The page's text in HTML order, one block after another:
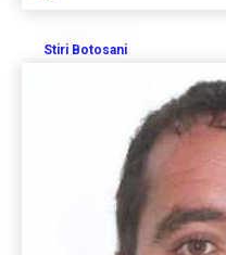
Stiri Botosani